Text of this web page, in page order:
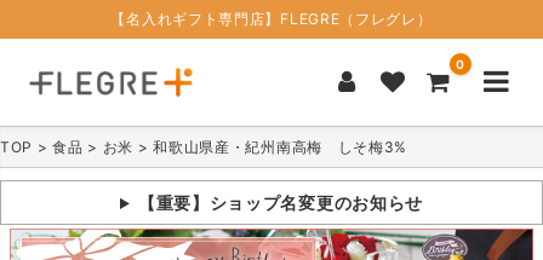
【名入れギフト専門店】FLEGRE（フレグレ）
0
TOP 食品 お米 和歌山県産・紀州南高梅 しそ梅3%
【重要】ショップ名変更のお知らせ